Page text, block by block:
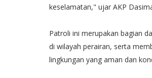
keselamatan," ujar AKP
Patroli ini merupakan bagian
di wilayah perairan, serta
lingkungan yang aman dan